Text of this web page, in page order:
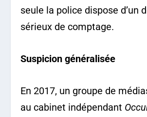
seule la police dispose d’un
sérieux de comptage.
Suspicion généralisée
En 2017, un groupe de
au cabinet indépendant